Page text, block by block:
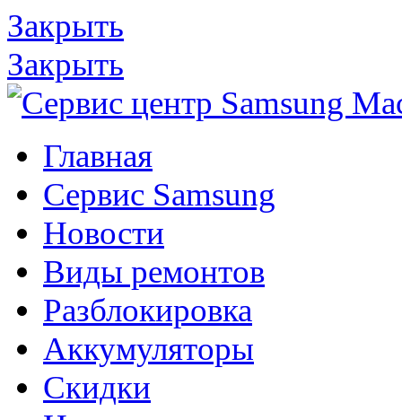
Закрыть
Закрыть
Главная
Сервис Samsung
Новости
Виды ремонтов
Разблокировка
Аккумуляторы
Скидки